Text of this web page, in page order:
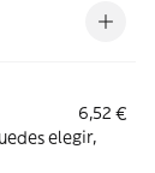
6,52 €
elegir,